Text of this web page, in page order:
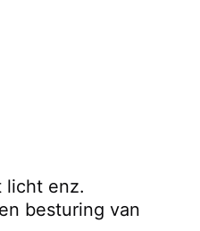
licht enz.
besturing van